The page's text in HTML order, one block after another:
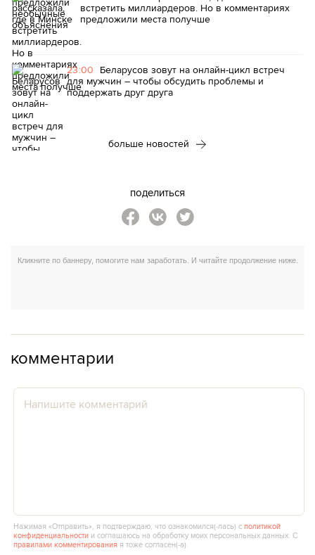
встретить миллиардеров. Но в комментариях
предложили места получше
23:00 Беларусов зовут на онлайн-цикл встреч
для мужчин – чтобы обсудить проблемы и
поддержать друг друга
больше новостей
поделиться
комментарии
Нажимая «Отправить», я подтверждаю, что ознакомился(‑лась) сполитикой
конфиденциальности и соглашаюсь на обработку моих персональных данных. С
правилами комментирования я тоже согласен(‑а).